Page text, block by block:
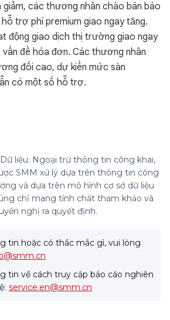
giảm, các thương nhân chào bán báo
trợ phí premium giao ngay tăng.
động giao dịch thị trường giao ngay
đề hóa đơn. Các thương nhân
đối cao, dự kiến mức sàn
có một số hỗ trợ.
liệu: Ngoại trừ thông tin công khai,
SMM xử lý dựa trên thông tin công
và dựa trên mô hình cơ sở dữ liệu
chỉ mang tính chất tham khảo và
nghị ra quyết định.
tin hoặc có thắc mắc gì, vui lòng
tin về cách truy cập báo cáo nghiên
service.en@smm.cn